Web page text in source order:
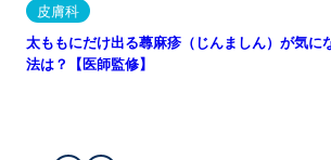
皮膚科
太ももにだけ出る蕁麻疹（じんましん）が気に
法は？【医師監修】